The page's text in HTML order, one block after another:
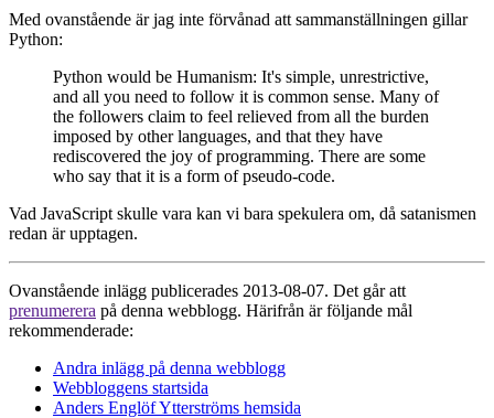
Med ovanstående är jag inte förvånad att sammanställningen gillar
Python:
Python would be Humanism: It's simple, unrestrictive,
and all you need to follow it is common sense. Many of
the followers claim to feel relieved from all the burden
imposed by other languages, and that they have
rediscovered the joy of programming. There are some
who say that it is a form of pseudo-code.
Vad JavaScript skulle vara kan vi bara spekulera om, då satanismen
redan är upptagen.
Ovanstående inlägg publicerades 2013-08-07. Det går att
prenumerera på denna webblogg. Härifrån är följande mål
rekommenderade:
Andra inlägg på denna webblogg
Webbloggens startsida
Anders Englöf Ytterströms hemsida